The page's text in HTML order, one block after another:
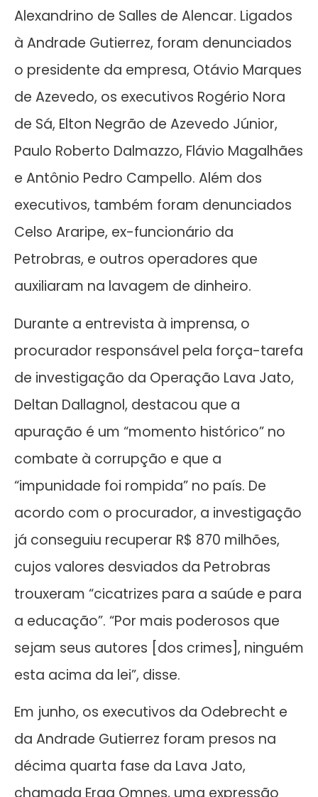
Alexandrino de Salles de Alencar. Ligados
à Andrade Gutierrez, foram denunciados
o presidente da empresa, Otávio Marques
de Azevedo, os executivos Rogério Nora
de Sá, Elton Negrão de Azevedo Júnior,
Paulo Roberto Dalmazzo, Flávio Magalhães
e Antônio Pedro Campello. Além dos
executivos, também foram denunciados
Celso Araripe, ex-funcionário da
Petrobras, e outros operadores que
auxiliaram na lavagem de dinheiro.
Durante a entrevista à imprensa, o
procurador responsável pela força-tarefa
de investigação da Operação Lava Jato,
Deltan Dallagnol, destacou que a
apuração é um “momento histórico” no
combate à corrupção e que a
“impunidade foi rompida” no país. De
acordo com o procurador, a investigação
já conseguiu recuperar R$ 870 milhões,
cujos valores desviados da Petrobras
trouxeram “cicatrizes para a saúde e para
a educação”. “Por mais poderosos que
sejam seus autores [dos crimes], ninguém
esta acima da lei”, disse.
Em junho, os executivos da Odebrecht e
da Andrade Gutierrez foram presos na
décima quarta fase da Lava Jato,